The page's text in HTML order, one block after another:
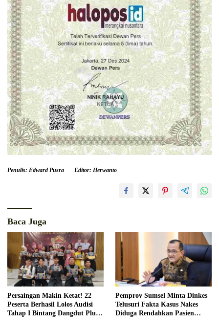
Penulis: Edward Pusra Editor: Herwanto
Baca Juga
Persaingan Makin Ketat! 22
Peserta Berhasil Lolos Audisi
Tahap I Bintang Dangdut Plus
Pemprov Sumsel Minta Dinkes
Telusuri Fakta Kasus Nakes
Diduga Rendahkan Pasien